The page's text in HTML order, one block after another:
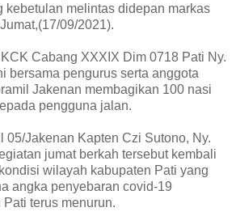
kebetulan melintas didepan markas
09/2021).
Cabang XXXIX Dim 0718 Pati Ny.
bersama pengurus serta anggota
Jakenan membagikan 100 nasi
pengguna jalan.
05/Jakenan Kapten Czi Sutono, Ny.
jumat berkah tersebut kembali
wilayah kabupaten Pati yang
angka penyebaran covid-19
terus menurun.